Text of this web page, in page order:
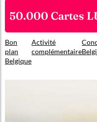
50.000 Cartes
Bon
plan
Belgique
Activité
complémentaire